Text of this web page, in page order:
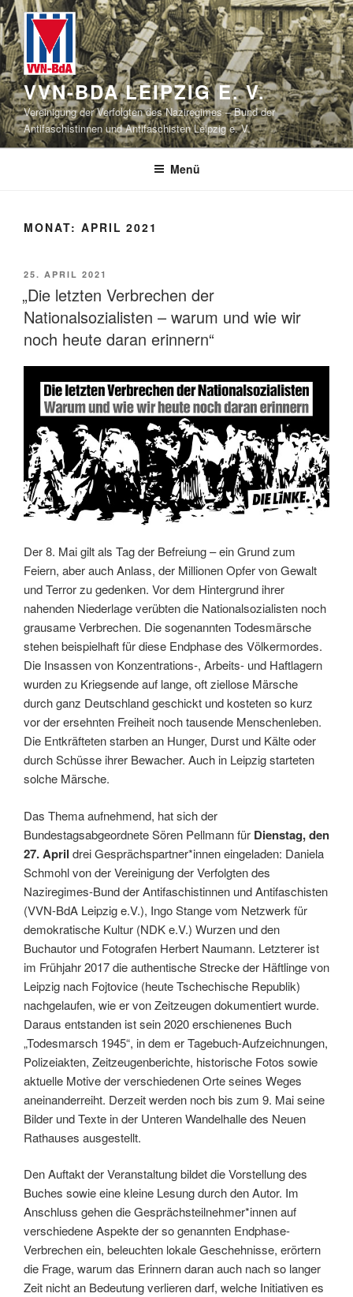
Zum
Inhalt
springen
VVN-BDA LEIPZIG E. V.
Vereinigung der Verfolgten des Naziregimes – Bund der
Antifaschistinnen und Antifaschisten Leipzig e. V.
Menü
MONAT: APRIL 2021
VERÖFFENTLICHT
AM
25. APRIL 2021
„Die letzten Verbrechen der
Nationalsozialisten – warum und wie wir
noch heute daran erinnern“
Der 8. Mai gilt als Tag der Befreiung – ein Grund zum
Feiern, aber auch Anlass, der Millionen Opfer von Gewalt
und Terror zu gedenken. Vor dem Hintergrund ihrer
nahenden Niederlage verübten die Nationalsozialisten noch
grausame Verbrechen. Die sogenannten Todesmärsche
stehen beispielhaft für diese Endphase des Völkermordes.
Die Insassen von Konzentrations-, Arbeits- und Haftlagern
wurden zu Kriegsende auf lange, oft ziellose Märsche
durch ganz Deutschland geschickt und kosteten so kurz
vor der ersehnten Freiheit noch tausende Menschenleben.
Die Entkräfteten starben an Hunger, Durst und Kälte oder
durch Schüsse ihrer Bewacher. Auch in Leipzig starteten
solche Märsche.
Das Thema aufnehmend, hat sich der
Bundestagsabgeordnete Sören Pellmann für Dienstag, den
27. April drei Gesprächspartner*innen eingeladen: Daniela
Schmohl von der Vereinigung der Verfolgten des
Naziregimes-Bund der Antifaschistinnen und Antifaschisten
(VVN-BdA Leipzig e.V.), Ingo Stange vom Netzwerk für
demokratische Kultur (NDK e.V.) Wurzen und den
Buchautor und Fotografen Herbert Naumann. Letzterer ist
im Frühjahr 2017 die authentische Strecke der Häftlinge von
Leipzig nach Fojtovice (heute Tschechische Republik)
nachgelaufen, wie er von Zeitzeugen dokumentiert wurde.
Daraus entstanden ist sein 2020 erschienenes Buch
„Todesmarsch 1945“, in dem er Tagebuch-Aufzeichnungen,
Polizeiakten, Zeitzeugenberichte, historische Fotos sowie
aktuelle Motive der verschiedenen Orte seines Weges
aneinanderreiht. Derzeit werden noch bis zum 9. Mai seine
Bilder und Texte in der Unteren Wandelhalle des Neuen
Rathauses ausgestellt.
Den Auftakt der Veranstaltung bildet die Vorstellung des
Buches sowie eine kleine Lesung durch den Autor. Im
Anschluss gehen die Gesprächsteilnehmer*innen auf
verschiedene Aspekte der so genannten Endphase-
Verbrechen ein, beleuchten lokale Geschehnisse, erörtern
die Frage, warum das Erinnern daran auch nach so langer
Zeit nicht an Bedeutung verlieren darf, welche Initiativen es